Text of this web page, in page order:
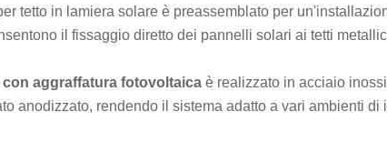
tetto in lamiera solare è preassemblato per
il fissaggio diretto dei pannelli solari ai tetti
aggraffatura fotovoltaicaè realizzato in acciaio
anodizzato, rendendo il sistema adatto a vari ambienti di